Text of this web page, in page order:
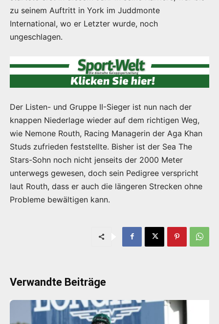
zu seinem Auftritt in York im Juddmonte
International, wo er Letzter wurde, noch
ungeschlagen.
Der Listen- und Gruppe II-Sieger ist nun nach der
knappen Niederlage wieder auf dem richtigen Weg,
wie Nemone Routh, Racing Managerin der Aga Khan
Studs zufrieden feststellte. Bisher ist der Sea The
Stars-Sohn noch nicht jenseits der 2000 Meter
unterwegs gewesen, doch sein Pedigree verspricht
laut Routh, dass er auch die längeren Strecken ohne
Probleme bewältigen kann.
Verwandte Beiträge